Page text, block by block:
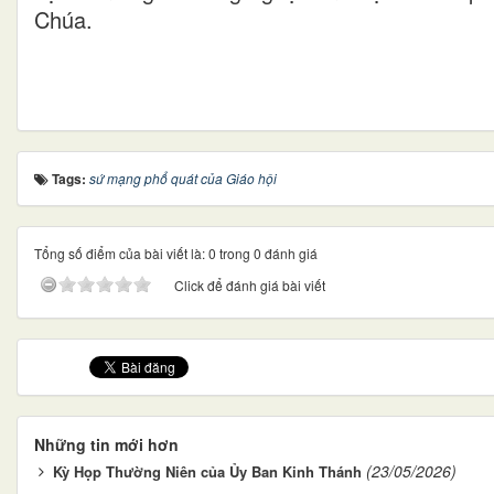
Chúa.
Tags: sứ mạng phổ quát của Giáo hội
Tổng số điểm của bài viết là: 0 trong 0 đánh giá
Click để đánh giá bài viết
Những tin mới hơn
Kỳ Họp Thường Niên của Ủy Ban Kinh Thánh (23/05/2026)